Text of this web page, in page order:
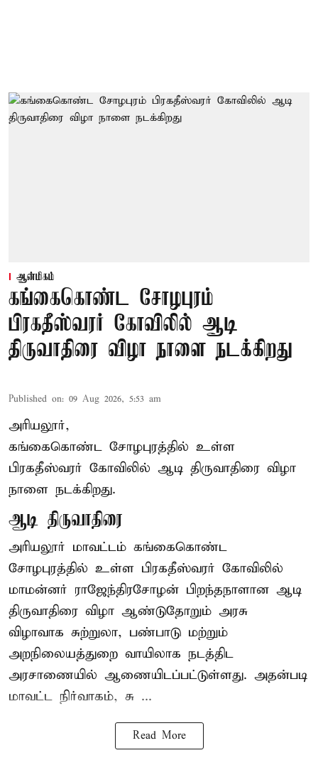
ஆன்மிகம்
கங்கைகொண்ட சோழபுரம்
பிரகதீஸ்வரர் கோவிலில் ஆடி
திருவாதிரை விழா நாளை நடக்கிறது
Published on: 09 Aug 2026, 5:53 am
அரியலூர்,
கங்கைகொண்ட சோழபுரத்தில் உள்ள
பிரகதீஸ்வரர் கோவிலில் ஆடி திருவாதிரை விழா
நாளை நடக்கிறது.
ஆடி திருவாதிரை
அரியலூர் மாவட்டம் கங்கைகொண்ட
சோழபுரத்தில் உள்ள பிரகதீஸ்வரர் கோவிலில்
மாமன்னர் ராஜேந்திரசோழன் பிறந்தநாளான ஆடி
திருவாதிரை விழா ஆண்டுதோறும் அரசு
விழாவாக சுற்றுலா, பண்பாடு மற்றும்
அறநிலையத்துறை வாயிலாக நடத்திட
அரசாணையில் ஆணையிடப்பட்டுள்ளது. அதன்படி
மாவட்ட நிர்வாகம், சு ...
Read More